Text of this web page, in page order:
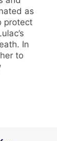
as
protect
In
to